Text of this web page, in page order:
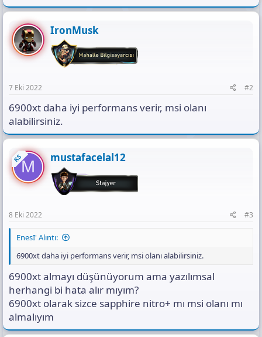
IronMusk
7 Eki 2022 #2
6900xt daha iyi performans verir, msi olanı
alabilirsiniz.
KSM mustafacelal12
8 Eki 2022 #3
EnesI' Alıntı:
6900xt daha iyi performans verir, msi olanı alabilirsiniz.
6900xt almayı düşünüyorum ama yazılımsal
herhangi bi hata alır mıyım?
6900xt olarak sizce sapphire nitro+ mı msi olanı mı
almalıyım